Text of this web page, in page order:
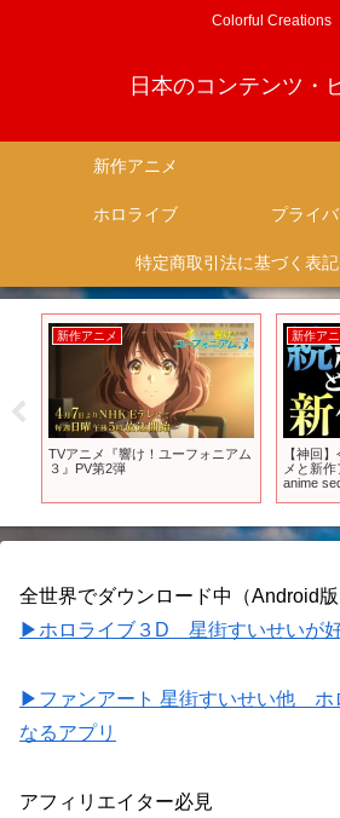
Colorful Creations
日本のコンテンツ・
新作アニメ
ホロライブ
後放送予定の続編アニ
メがヤバすぎる New
新作アニメ
ゆるく楽しめる作品多数！
アニメ第１話に対するみん
全世界でダウンロード中（Android版
▶ホロライブ３D 星街すいせいが
▶ファンアート 星街すいせい他 ホ
なるアプリ
アフィリエイター必見